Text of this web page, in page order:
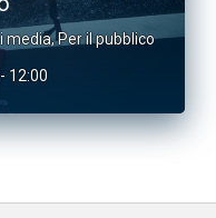
media,Per il pubblico
12:00